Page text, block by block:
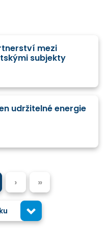
mezi
subjekty
udržitelné energie
› »